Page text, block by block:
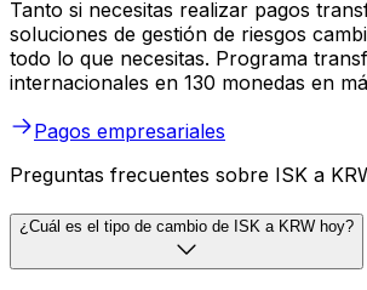
Tanto si necesitas realizar pagos
soluciones de gestión de riesgos
todo lo que necesitas. Programa
internacionales en 130 monedas en
Pagos empresariales
Preguntas frecuentes sobre ISK a
¿Cuál es el tipo de cambio de ISK a KRW hoy?